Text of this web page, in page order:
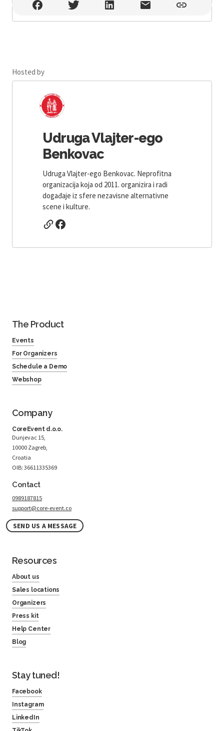
Pizzeria Kod Pape , Benkovac
Hosted by
Udruga Vlajter-ego
Benkovac
Udruga Vlajter-ego Benkovac. Neprofitna
organizacija koja od 2011. organizira i radi
događaje iz sfere nezavisne alternativne
scene i kulture.
The Product
Events
For Organizers
Schedule a Demo
Webshop
Company
CoreEvent d.o.o.
Dunjevac 15,
10000 Zagreb,
Croatia
OIB: 36611335369
Contact
0989187815
support@core-event.co
SEND US A MESSAGE
Resources
About us
Sales locations
Organizers
Press kit
Help Center
Blog
Stay tuned!
Facebook
Instagram
LinkedIn